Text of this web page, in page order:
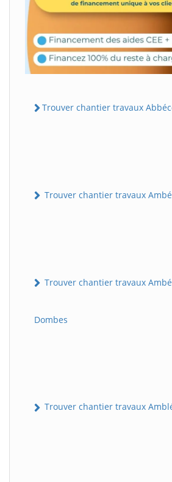
Trouver chantier travaux
Trouver chantier travaux
Trouver chantier travaux
Dombes
Trouver chantier travaux